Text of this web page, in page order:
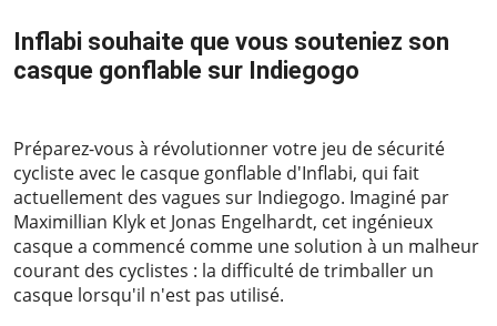
Inflabi souhaite que vous souteniez son
casque gonflable sur Indiegogo
Préparez-vous à révolutionner votre jeu de sécurité
cycliste avec le casque gonflable d'Inflabi, qui fait
actuellement des vagues sur Indiegogo. Imaginé par
Maximillian Klyk et Jonas Engelhardt, cet ingénieux
casque a commencé comme une solution à un malheur
courant des cyclistes : la difficulté de trimballer un
casque lorsqu'il n'est pas utilisé.